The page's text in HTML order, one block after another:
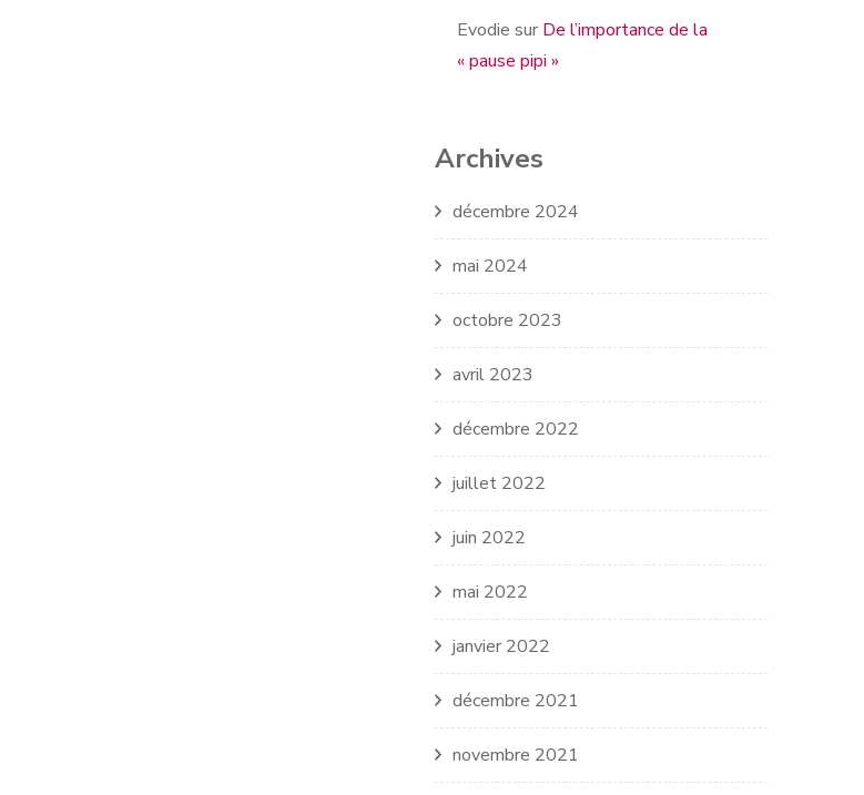
Evodie sur De l’importance de la
« pause pipi »
Archives
décembre 2024
mai 2024
octobre 2023
avril 2023
décembre 2022
juillet 2022
juin 2022
mai 2022
janvier 2022
décembre 2021
novembre 2021